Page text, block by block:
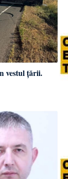
vestul țării.